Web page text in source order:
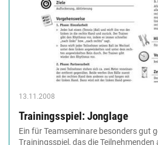
13.11.2008
Trainingsspiel: Jonglage
Ein für Teamseminare besonders gut
Trainingsspiel, das die Teilnehmenden